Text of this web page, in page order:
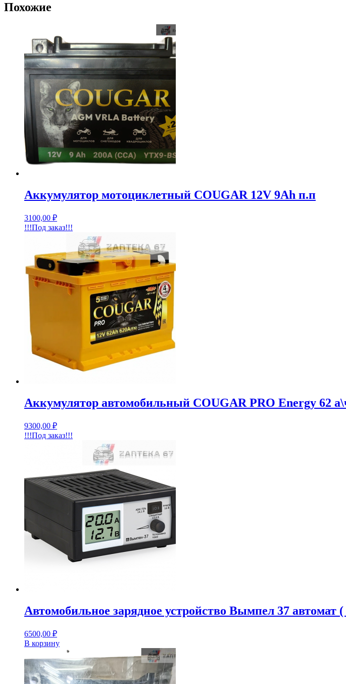
Похожие
Аккумулятор мотоциклетный COUGAR 12V 9Ah п.п
3100,00 ₽
!!!Под заказ!!!
Аккумулятор автомобильный COUGAR PRO Energy 62
9300,00 ₽
!!!Под заказ!!!
Автомобильное зарядное устройство Вымпел 37
6500,00 ₽
В корзину